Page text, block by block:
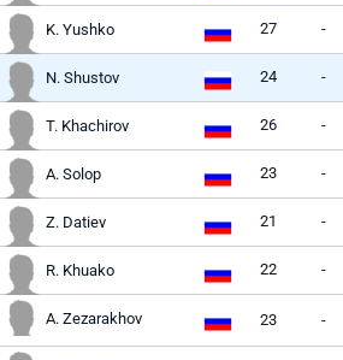
K. Yushko 27 -
N. Shustov 24 -
T. Khachirov 26 -
A. Solop 23 -
Z. Datiev 21 -
R. Khuako 22 -
A. Zezarakhov 23 -